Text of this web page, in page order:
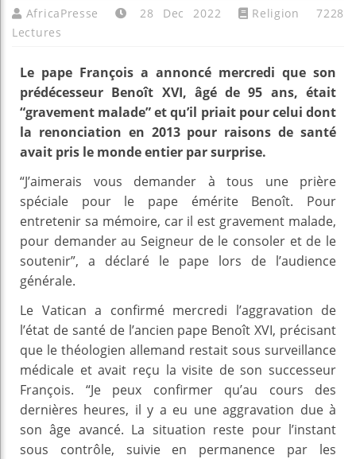
AfricaPresse 28 Dec 2022 Religion
7228
Lectures
Le pape François a annoncé mercredi que son
prédécesseur Benoît XVI, âgé de 95 ans, était
“gravement malade” et qu’il priait pour celui dont
la renonciation en 2013 pour raisons de santé
avait pris le monde entier par surprise.
“J’aimerais vous demander à tous une prière
spéciale pour le pape émérite Benoît. Pour
entretenir sa mémoire, car il est gravement malade,
pour demander au Seigneur de le consoler et de le
soutenir”, a déclaré le pape lors de l’audience
générale.
Le Vatican a confirmé mercredi l’aggravation de
l’état de santé de l’ancien pape Benoît XVI, précisant
que le théologien allemand restait sous surveillance
médicale et avait reçu la visite de son successeur
François. “Je peux confirmer qu’au cours des
dernières heures, il y a eu une aggravation due à
son âge avancé. La situation reste pour l’instant
sous contrôle, suivie en permanence par les